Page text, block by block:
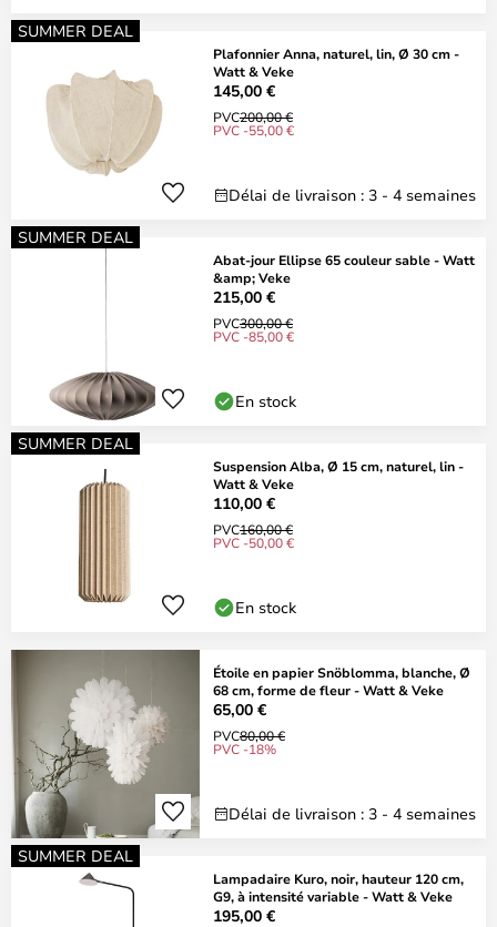
SUMMER DEAL
Plafonnier Anna, naturel, lin, Ø 30 cm -
Watt & Veke
145,00 €
PVC200,00 €
PVC -55,00 €
Délai de livraison : 3 - 4 semaines
SUMMER DEAL
Abat-jour Ellipse 65 couleur sable - Watt
&amp; Veke
215,00 €
PVC300,00 €
PVC -85,00 €
En stock
SUMMER DEAL
Suspension Alba, Ø 15 cm, naturel, lin -
Watt & Veke
110,00 €
PVC160,00 €
PVC -50,00 €
En stock
Étoile en papier Snöblomma, blanche, Ø
68 cm, forme de fleur - Watt & Veke
65,00 €
PVC80,00 €
PVC -18%
Délai de livraison : 3 - 4 semaines
SUMMER DEAL
Lampadaire Kuro, noir, hauteur 120 cm,
G9, à intensité variable - Watt & Veke
195,00 €